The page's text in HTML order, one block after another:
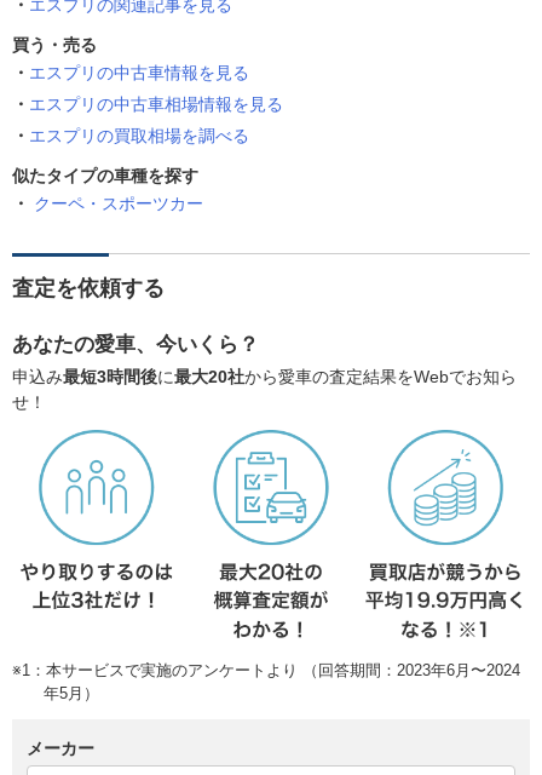
エスプリの関連記事を見る
買う・売る
エスプリの中古車情報を見る
エスプリの中古車相場情報を見る
エスプリの買取相場を調べる
似たタイプの車種を探す
クーペ・スポーツカー
査定を依頼する
あなたの愛車、今いくら？
申込み最短3時間後に最大20社から愛車の査定結果をWebでお知ら
せ！
※1：本サービスで実施のアンケートより （回答期間：2023年6月〜2024
年5月）
メーカー